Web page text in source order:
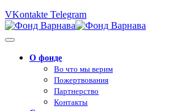
VKontakte Telegram
О фонде
Во что мы верим
Пожертвования
Партнерство
Контакты